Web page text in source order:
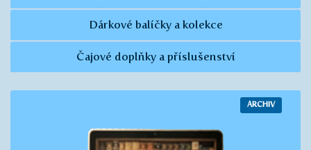
Dárkové balíčky a kolekce
Čajové doplňky a příslušenství
ARCHIV